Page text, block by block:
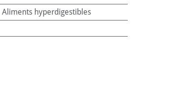
Aliments hyperdigestibles